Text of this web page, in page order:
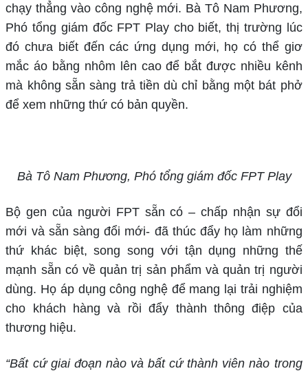
chạy thẳng vào công nghệ mới. Bà Tô Nam Phương,
Phó tổng giám đốc FPT Play cho biết, thị trường lúc
đó chưa biết đến các ứng dụng mới, họ có thể giơ
mắc áo bằng nhôm lên cao để bắt được nhiều kênh
mà không sẵn sàng trả tiền dù chỉ bằng một bát phở
để xem những thứ có bản quyền.
Bà Tô Nam Phương, Phó tổng giám đốc FPT Play
Bộ gen của người FPT sẵn có – chấp nhận sự đổi
mới và sẵn sàng đổi mới- đã thúc đẩy họ làm những
thứ khác biệt, song song với tận dụng những thế
mạnh sẵn có về quản trị sản phẩm và quản trị người
dùng. Họ áp dụng công nghệ để mang lại trải nghiệm
cho khách hàng và rồi đẩy thành thông điệp của
thương hiệu.
“Bất cứ giai đoạn nào và bất cứ thành viên nào trong